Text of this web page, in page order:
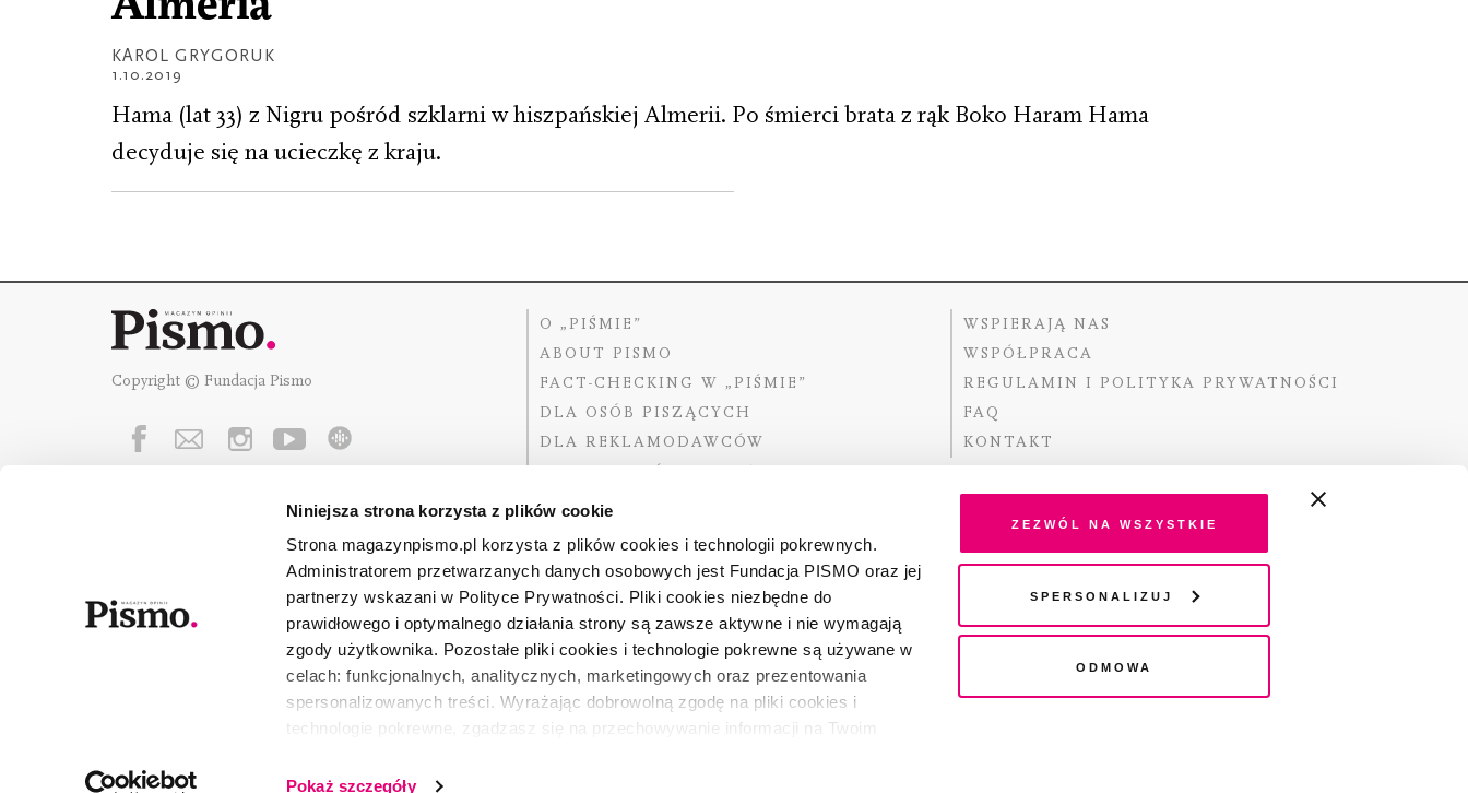
Niniejsza strona korzysta z plików cookie
Strona magazynpismo.pl korzysta z plików cookies i technologii pokrewnych.
Administratorem przetwarzanych danych osobowych jest Fundacja PISMO oraz jej
partnerzy wskazani w Polityce Prywatności. Pliki cookies niezbędne do
prawidłowego i optymalnego działania strony są zawsze aktywne i nie wymagają
zgody użytkownika. Pozostałe pliki cookies i technologie pokrewne są używane w
celach: funkcjonalnych, analitycznych, marketingowych oraz prezentowania
spersonalizowanych treści. Wyrażając dobrowolną zgodę na pliki cookies i
technologie pokrewne, zgadzasz się na przechowywanie informacji na Twoim
wszystkie lub niektóre pliki cookies i technologie pokrewne możesz w każdej chwili
Pokaż szczegóły
Zezwól na wszystkie
Spersonalizuj
Odmowa
KAROL GRYGORUK
1.10.2019
Hama (lat 33) z Nigru pośród szklarni w hiszpańskiej Almerii. Po śmierci brata z rąk Boko Haram Hama
decyduje się na ucieczkę z kraju.
Copyright © Fundacja Pismo
O „PIŚMIE”
ABOUT PISMO
FACT-CHECKING W „PIŚMIE”
DLA OSÓB PISZĄCYCH
DLA REKLAMODAWCÓW
WSPIERAJĄ NAS
WSPÓŁPRACA
REGULAMIN I POLITYKA PRYWATNOŚCI
FAQ
KONTAKT
Fundację Pismowspierają:
Dofinansowano ze środków Ministra Kultury i Dziedzictwa
Narodowego pochodzących z Funduszu Promocji Kultury –